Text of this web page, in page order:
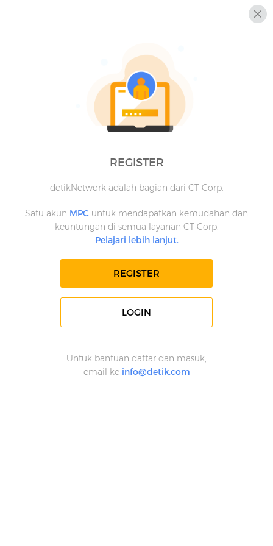
REGISTER
detikNetwork adalah bagian dari CT Corp.
Satu akun MPC untuk mendapatkan kemudahan dan
keuntungan di semua layanan CT Corp.
Pelajari lebih lanjut.
REGISTER
LOGIN
Untuk bantuan daftar dan masuk,
email ke info@detik.com